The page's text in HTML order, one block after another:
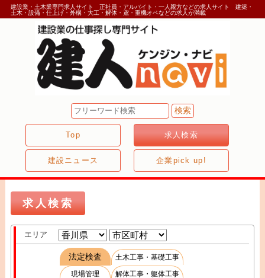
建設業・土木業専門求人サイト 正社員・アルバイト・一人親方などの求人サイト 建築・
土木・設備・仕上げ・外構・大工・解体・鳶・重機オペなどの求人が満載
Top 求人検索
建設ニュース 企業pick up!
求人検索
エリア
法定検査
土木工事・基礎工事
現場管理
解体工事・躯体工事